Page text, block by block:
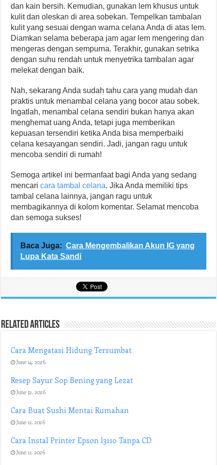
dan kain bersih. Kemudian, gunakan lem khusus untuk
kulit dan oleskan di area sobekan. Tempelkan tambalan
kulit yang sesuai dengan warna celana Anda di atas lem.
Diamkan selama beberapa jam agar lem mengering dan
mengeras dengan sempurna. Terakhir, gunakan setrika
dengan suhu rendah untuk menyetrika tambalan agar
melekat dengan baik.
Nah, sekarang Anda sudah tahu cara yang mudah dan
praktis untuk menambal celana yang bocor atau sobek.
Ingatlah, menambal celana sendiri bukan hanya akan
menghemat uang Anda, tetapi juga memberikan
kepuasan tersendiri ketika Anda bisa memperbaiki
celana kesayangan sendiri. Jadi, jangan ragu untuk
mencoba sendiri di rumah!
Semoga artikel ini bermanfaat bagi Anda yang sedang
mencaricara tambal celana. Jika Anda memiliki tips
tambal celana lainnya, jangan ragu untuk
membagikannya di kolom komentar. Selamat mencoba
dan semoga sukses!
Baca Juga: Cara Mengembalikan Akun IG yang
Lupa Kata Sandi
Related Articles
Cara Mengatasi Hidung Tersumbat
June 14, 2026
Resep Sayur Sop Bening yang Lezat
June 12, 2026
Cara Buat Sushi Mentai Rumahan
June 11, 2026
Cara Instal Printer Epson l3110 Tanpa CD
June 11, 2026